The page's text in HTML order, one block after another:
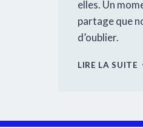
elles. Un
partage que
d’oublier.
LIRE LA SUITE